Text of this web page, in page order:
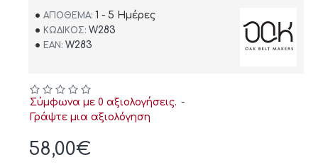
ΑΠΌΘΕΜΑ: 1 - 5 Ημέρες
ΚΩΔΙΚΌΣ: W283
EAN: W283
Σύμφωνα με 0 αξιολογήσεις. -
Γράψτε μια αξιολόγηση
58,00€